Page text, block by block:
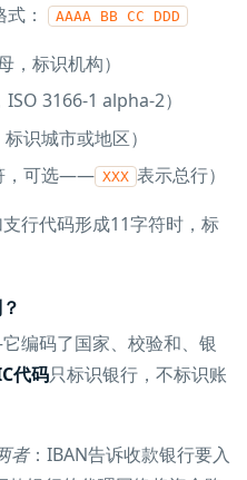
：
AAAA BB CC DDD
标识机构）
3166-1 alpha-2）
识城市或地区）
，可选—— XXX 表示总行）
行代码形成11字符时，标
编码了国家、校验和、银
代码只标识银行，不标识账
者：IBAN告诉收款银行要入